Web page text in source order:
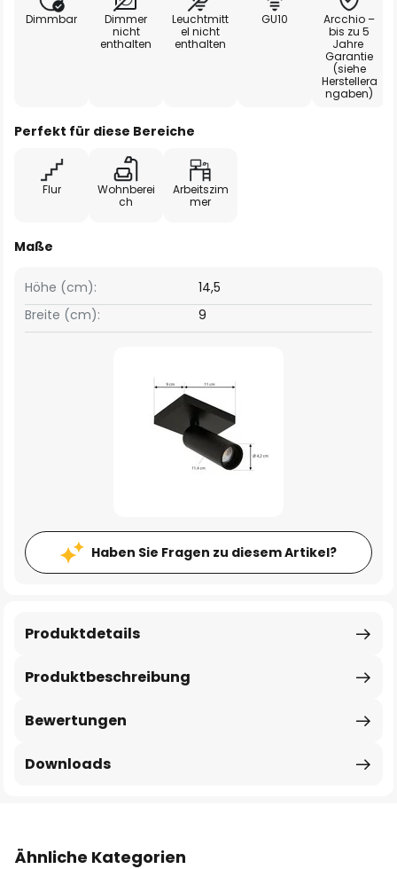
Dimmbar
Dimmer
nicht
enthalten
Leuchtmitt
el nicht
enthalten
GU10
Arcchio –
bis zu 5
Jahre
Garantie
(siehe
Herstellera
ngaben)
Perfekt für diese Bereiche
Flur
Wohnberei
ch
Arbeitszim
mer
Maße
Breite (cm): 9
Höhe (cm): 14,5
Haben Sie Fragen zu diesem Artikel?
Produktbeschreibung
Produktdetails
Bewertungen
Downloads
Ähnliche Kategorien